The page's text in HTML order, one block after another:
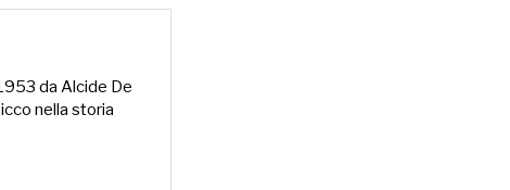
da Alcide De
nella storia